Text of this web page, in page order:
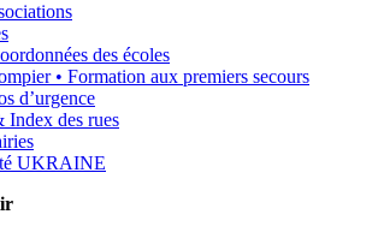
des écoles
• Formation aux premiers secours
d’urgence
Index des rues
UKRAINE